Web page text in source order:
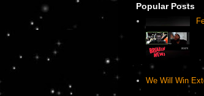
Popular Posts
We Will Win